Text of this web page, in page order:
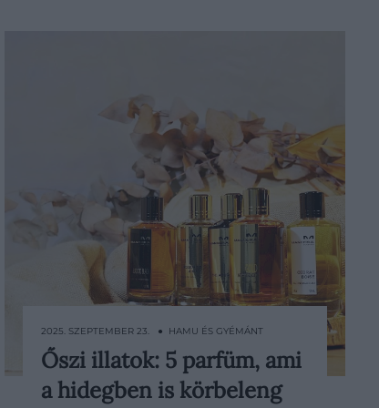
Ahogy lehűlnek a napok és
előkerülnek a sálak, a könnyed nyári
2025. SZEPTEMBER 23. ● HAMU ÉS GYÉMÁNT
Őszi illatok: 5 parfüm, ami
a hidegben is körbeleng